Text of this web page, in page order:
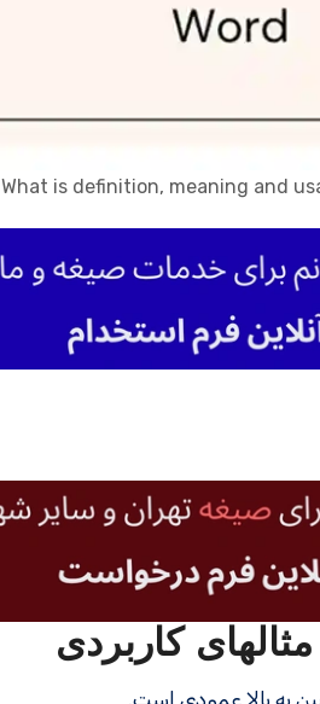
What is definition, meaning and